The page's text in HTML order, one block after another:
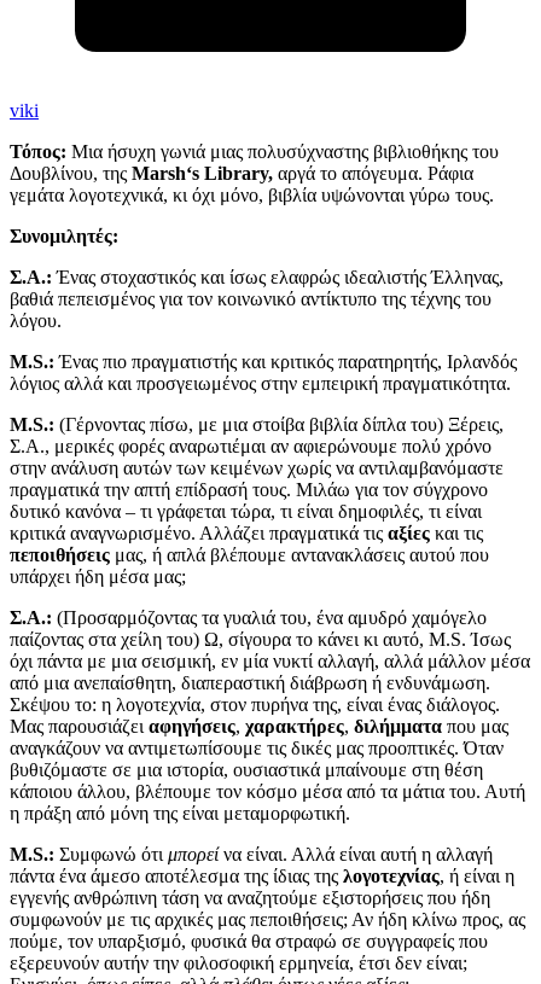
viki
Τόπος: Μια ήσυχη γωνιά μιας πολυσύχναστης βιβλιοθήκης του
Δουβλίνου, της Marsh‘s Library, αργά το απόγευμα. Ράφια
γεμάτα λογοτεχνικά, κι όχι μόνο, βιβλία υψώνονται γύρω τους.
Συνομιλητές:
Σ.Α.: Ένας στοχαστικός και ίσως ελαφρώς ιδεαλιστής Έλληνας,
βαθιά πεπεισμένος για τον κοινωνικό αντίκτυπο της τέχνης του
λόγου.
M.S.: Ένας πιο πραγματιστής και κριτικός παρατηρητής, Ιρλανδός
λόγιος αλλά και προσγειωμένος στην εμπειρική πραγματικότητα.
M.S.: (Γέρνοντας πίσω, με μια στοίβα βιβλία δίπλα του) Ξέρεις,
Σ.Α., μερικές φορές αναρωτιέμαι αν αφιερώνουμε πολύ χρόνο
στην ανάλυση αυτών των κειμένων χωρίς να αντιλαμβανόμαστε
πραγματικά την απτή επίδρασή τους. Μιλάω για τον σύγχρονο
δυτικό κανόνα – τι γράφεται τώρα, τι είναι δημοφιλές, τι είναι
κριτικά αναγνωρισμένο. Αλλάζει πραγματικά τις αξίες και τις
πεποιθήσεις μας, ή απλά βλέπουμε αντανακλάσεις αυτού που
υπάρχει ήδη μέσα μας;
Σ.Α.: (Προσαρμόζοντας τα γυαλιά του, ένα αμυδρό χαμόγελο
παίζοντας στα χείλη του) Ω, σίγουρα το κάνει κι αυτό, M.S. Ίσως
όχι πάντα με μια σεισμική, εν μία νυκτί αλλαγή, αλλά μάλλον μέσα
από μια ανεπαίσθητη, διαπεραστική διάβρωση ή ενδυνάμωση.
Σκέψου το: η λογοτεχνία, στον πυρήνα της, είναι ένας διάλογος.
Μας παρουσιάζει αφηγήσεις, χαρακτήρες, διλήμματα που μας
αναγκάζουν να αντιμετωπίσουμε τις δικές μας προοπτικές. Όταν
βυθιζόμαστε σε μια ιστορία, ουσιαστικά μπαίνουμε στη θέση
κάποιου άλλου, βλέπουμε τον κόσμο μέσα από τα μάτια του. Αυτή
η πράξη από μόνη της είναι μεταμορφωτική.
M.S.: Συμφωνώ ότι μπορείνα είναι. Αλλά είναι αυτή η αλλαγή
πάντα ένα άμεσο αποτέλεσμα της ίδιας της λογοτεχνίας, ή είναι η
εγγενής ανθρώπινη τάση να αναζητούμε εξιστορήσεις που ήδη
συμφωνούν με τις αρχικές μας πεποιθήσεις; Αν ήδη κλίνω προς, ας
πούμε, τον υπαρξισμό, φυσικά θα στραφώ σε συγγραφείς που
εξερευνούν αυτήν την φιλοσοφική ερμηνεία, έτσι δεν είναι;